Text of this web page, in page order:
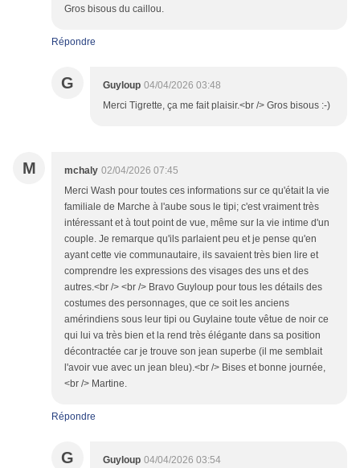
Gros bisous du caillou.
Répondre
G Guyloup 04/04/2026 03:48
Merci Tigrette, ça me fait plaisir.<br /> Gros bisous :-)
M mchaly 02/04/2026 07:45
Merci Wash pour toutes ces informations sur ce qu'était la vie
familiale de Marche à l'aube sous le tipi; c'est vraiment très
intéressant et à tout point de vue, même sur la vie intime d'un
couple. Je remarque qu'ils parlaient peu et je pense qu'en
ayant cette vie communautaire, ils savaient très bien lire et
comprendre les expressions des visages des uns et des
autres.<br /> <br /> Bravo Guyloup pour tous les détails des
costumes des personnages, que ce soit les anciens
amérindiens sous leur tipi ou Guylaine toute vêtue de noir ce
qui lui va très bien et la rend très élégante dans sa position
décontractée car je trouve son jean superbe (il me semblait
l'avoir vue avec un jean bleu).<br /> Bises et bonne journée,
<br /> Martine.
Répondre
G Guyloup 04/04/2026 03:54